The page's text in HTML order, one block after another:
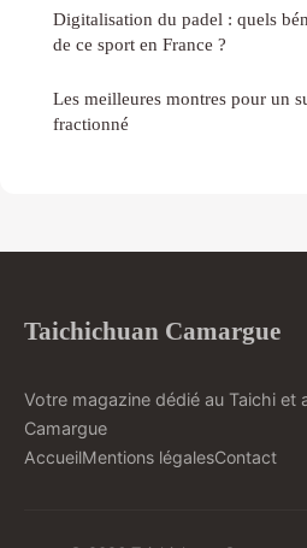
Digitalisation du padel : quels
de ce sport en France ?
Les meilleures montres pour un
fractionné
Taichichuan Camargue
Votre magazine dédié au Taichi et
Camargue
AccueilMentions légalesContact